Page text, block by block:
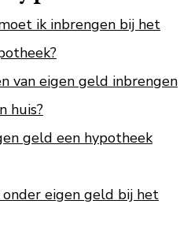
ik inbrengen bij het
van eigen geld inbrengen
huis?
geld een hypotheek
eigen geld bij het